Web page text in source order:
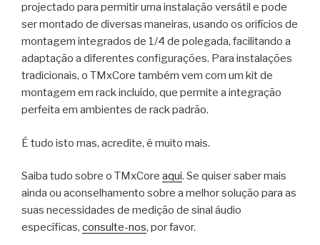
projectado para permitir uma instalação versátil e pode
ser montado de diversas maneiras, usando os orifícios de
montagem integrados de 1/4 de polegada, facilitando a
adaptação a diferentes configurações. Para instalações
tradicionais, o TMxCore também vem com um kit de
montagem em rack incluído, que permite a integração
perfeita em ambientes de rack padrão.
É tudo isto mas, acredite, é muito mais.
Saiba tudo sobre o TMxCore aqui. Se quiser saber mais
ainda ou aconselhamento sobre a melhor solução para as
suas necessidades de medição de sinal áudio
específicas, consulte-nos, por favor.